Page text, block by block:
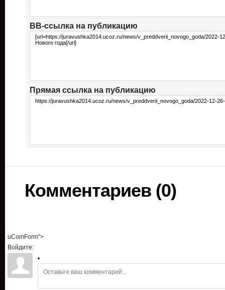
BB-cсылка на публикацию
Прямая ссылка на публикацию
Комментариев (0)
uComForm">
Войдите: